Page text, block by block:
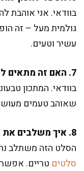
בוודאי. אני אוהבת
גולמית מעל – זה
עשיר וטעים.
7. האם זה מתאים לטבעונים?
בוודאי. המתכון
שאוהב טעמים
8. איך משלבים את זה בארוחה שלמה?
הסלט הזה משתלב
סלטים טריים.